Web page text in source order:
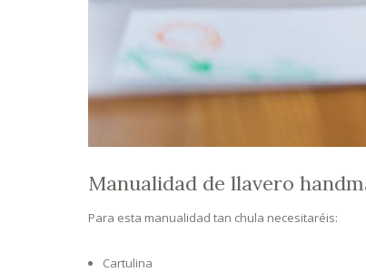
Manualidad de llavero
Para esta manualidad tan chula necesitaréis:
Cartulina